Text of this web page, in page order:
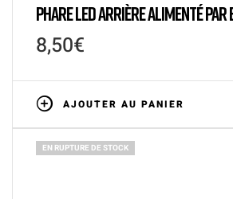
PHARE LED ARRIÈRE ALIMENTÉ PAR
8,50€
AJOUTER AU PANIER
EN RUPTURE DE STOCK